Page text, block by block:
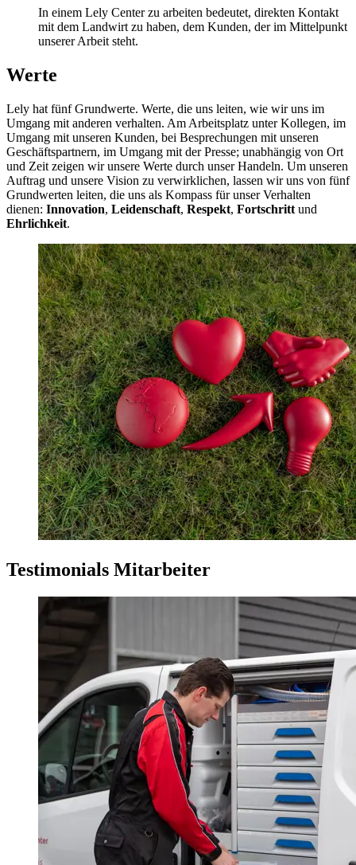
In einem Lely Center zu arbeiten bedeutet, direkten Kontakt
mit dem Landwirt zu haben, dem Kunden, der im Mittelpunkt
unserer Arbeit steht.
Werte
Lely hat fünf Grundwerte. Werte, die uns leiten, wie wir uns im
Umgang mit anderen verhalten. Am Arbeitsplatz unter Kollegen, im
Umgang mit unseren Kunden, bei Besprechungen mit unseren
Geschäftspartnern, im Umgang mit der Presse; unabhängig von Ort
und Zeit zeigen wir unsere Werte durch unser Handeln. Um unseren
Auftrag und unsere Vision zu verwirklichen, lassen wir uns von fünf
Grundwerten leiten, die uns als Kompass für unser Verhalten
dienen: Innovation, Leidenschaft, Respekt, Fortschritt und
Ehrlichkeit.
Testimonials Mitarbeiter